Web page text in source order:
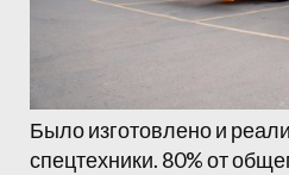
Было изготовлено и
спецтехники. 80% от